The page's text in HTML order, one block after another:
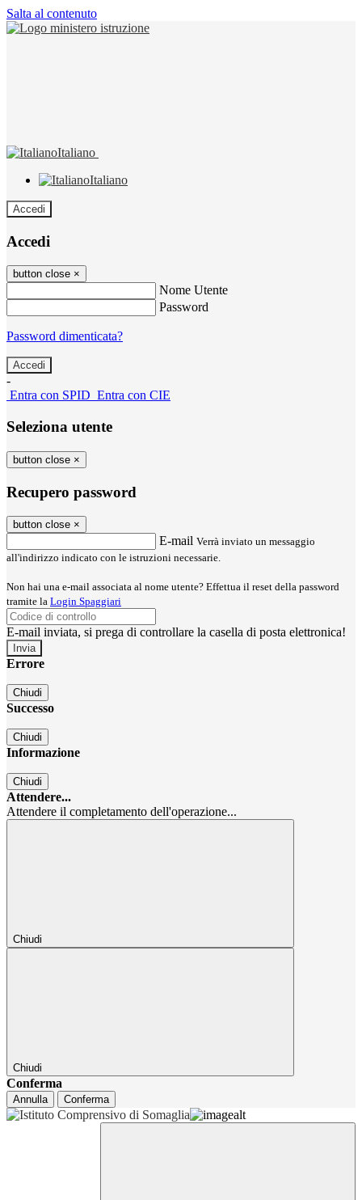
Salta al contenuto
Italiano
Italiano
Accedi
Accedi
button close ×
Nome Utente
Password
Password dimenticata?
-
Entra con SPID Entra con CIE
Seleziona utente
button close ×
Recupero password
button close ×
E-mail Verrà inviato un messaggio
all'indirizzo indicato con le istruzioni necessarie.
Non hai una e-mail associata al nome utente? Effettua il reset della password
tramite la Login Spaggiari
E-mail inviata, si prega di controllare la casella di posta elettronica!
Errore
Chiudi
Successo
Chiudi
Informazione
Chiudi
Attendere...
Attendere il completamento dell'operazione...
Chiudi
Chiudi
Conferma
Annulla Conferma